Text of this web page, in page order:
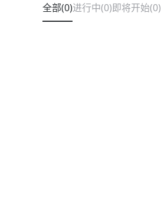
全部(0)进行中(0)即将开始(0)